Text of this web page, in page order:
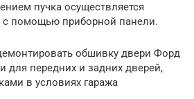
пучка осуществляется
с помощью приборной панели.
обшивку двери Форд
для передних и задних дверей,
в условиях гаража